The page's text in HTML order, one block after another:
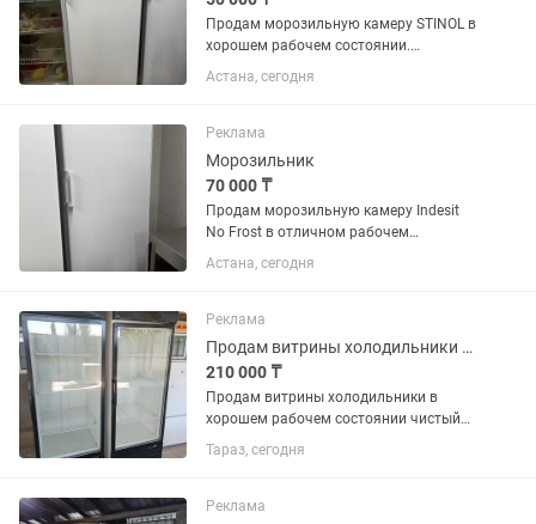
Продам морозильную камеру STINOL в
хорошем рабочем состоянии.
Полностью исправна, отлично
морозит, работает тихо. Все полки и
дома, магазина или дачи.
Производитель:...
Астана, сегодня
Реклама
Морозильник
70 000 ₸
Продам морозильную камеру Indesit
No Frost в отличном рабочем
состоянии. Полностью исправна,
хорошо морозит, работает тихо.
требуется. Чистая, без посторонних...
Астана, сегодня
Реклама
Продам витрины холодильники в хорошем рабочем состоянии чистый
210 000 ₸
Продам витрины холодильники в
хорошем рабочем состоянии чистый
цена за каждый по 250 тысяч
Тараз, сегодня
Реклама